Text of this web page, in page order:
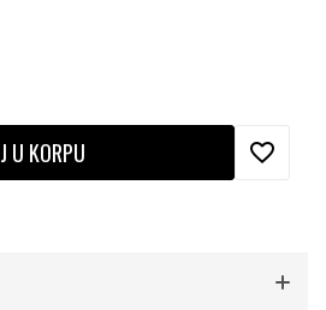
U KORPU